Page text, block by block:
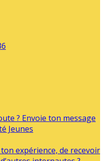
? Envoie ton message
Jeunes
expérience, de recevoir